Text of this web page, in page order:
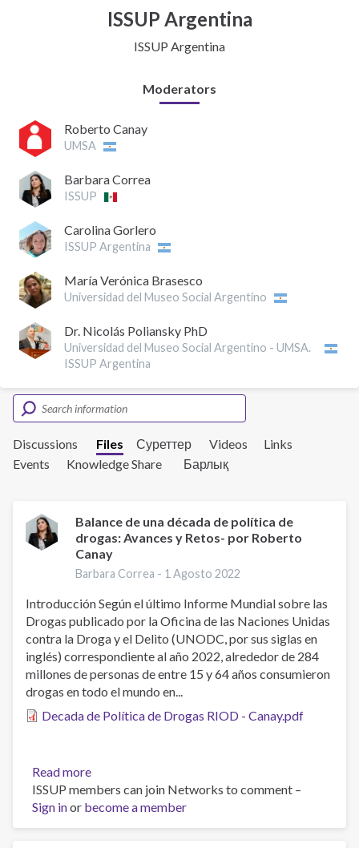
ISSUP Argentina
ISSUP Argentina
Moderators
Roberto Canay
UMSA
Barbara Correa
ISSUP
Carolina Gorlero
ISSUP Argentina
María Verónica Brasesco
Universidad del Museo Social Argentino
Dr. Nicolás Poliansky PhD
Universidad del Museo Social Argentino - UMSA.
ISSUP Argentina
Discussions Files Суреттер Videos
Links
Events
Knowledge Share Барлық
Balance de una década de política de
drogas: Avances y Retos- por Roberto
Canay
Barbara Correa - 1 Agosto 2022
Introducción Según el último Informe Mundial sobre las
Drogas publicado por la Oficina de las Naciones Unidas
contra la Droga y el Delito (UNODC, por sus siglas en
inglés) correspondiente al año 2022, alrededor de 284
millones de personas de entre 15 y 64 años consumieron
drogas en todo el mundo en...
Decada de Política de Drogas RIOD - Canay.pdf
Read more
Balance
de
una
ISSUP members can join Networks to comment –
Sign inor become a member